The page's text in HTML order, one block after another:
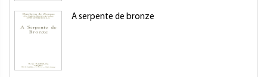
A serpente de bronze